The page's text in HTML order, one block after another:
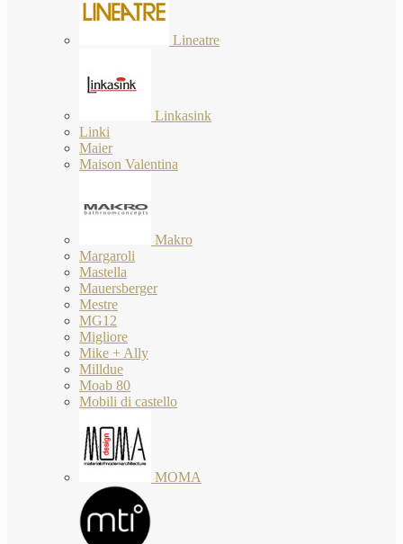
Lineatre
Linkasink
Linki
Maier
Maison Valentina
Makro
Margaroli
Mastella
Mauersberger
Mestre
MG12
Migliore
Mike + Ally
Milldue
Moab 80
Mobili di castello
MOMA